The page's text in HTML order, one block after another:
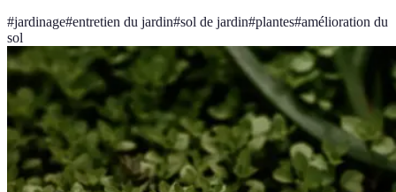
#jardinage#entretien du jardin#sol de jardin#plantes#amélioration du
sol